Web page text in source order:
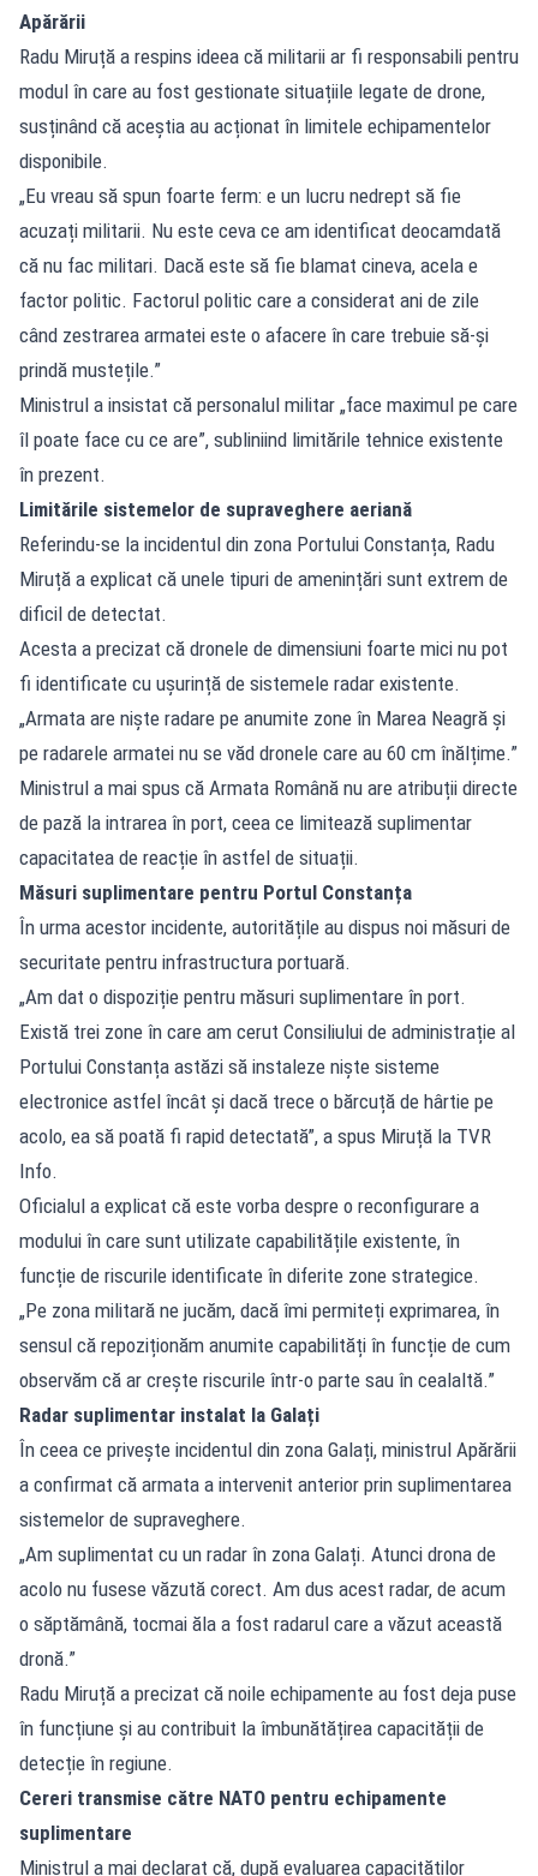
Apărării
Radu Miruță a respins ideea că militarii ar fi responsabili pentru
modul în care au fost gestionate situațiile legate de drone,
susținând că aceștia au acționat în limitele echipamentelor
disponibile.
„Eu vreau să spun foarte ferm: e un lucru nedrept să fie
acuzați militarii. Nu este ceva ce am identificat deocamdată
că nu fac militari. Dacă este să fie blamat cineva, acela e
factor politic. Factorul politic care a considerat ani de zile
când zestrarea armatei este o afacere în care trebuie să-și
prindă mustețile.”
Ministrul a insistat că personalul militar „face maximul pe care
îl poate face cu ce are”, subliniind limitările tehnice existente
în prezent.
Limitările sistemelor de supraveghere aeriană
Referindu-se la incidentul din zona Portului Constanța, Radu
Miruță a explicat că unele tipuri de amenințări sunt extrem de
dificil de detectat.
Acesta a precizat că dronele de dimensiuni foarte mici nu pot
fi identificate cu ușurință de sistemele radar existente.
„Armata are niște radare pe anumite zone în Marea Neagră și
pe radarele armatei nu se văd dronele care au 60 cm înălțime.”
Ministrul a mai spus că Armata Română nu are atribuții directe
de pază la intrarea în port, ceea ce limitează suplimentar
capacitatea de reacție în astfel de situații.
Măsuri suplimentare pentru Portul Constanța
În urma acestor incidente, autoritățile au dispus noi măsuri de
securitate pentru infrastructura portuară.
„Am dat o dispoziție pentru măsuri suplimentare în port.
Există trei zone în care am cerut Consiliului de administrație al
Portului Constanța astăzi să instaleze niște sisteme
electronice astfel încât și dacă trece o bărcuță de hârtie pe
acolo, ea să poată fi rapid detectată”, a spus Miruță la TVR
Info.
Oficialul a explicat că este vorba despre o reconfigurare a
modului în care sunt utilizate capabilitățile existente, în
funcție de riscurile identificate în diferite zone strategice.
„Pe zona militară ne jucăm, dacă îmi permiteți exprimarea, în
sensul că repoziționăm anumite capabilități în funcție de cum
observăm că ar crește riscurile într-o parte sau în cealaltă.”
Radar suplimentar instalat la Galați
În ceea ce privește incidentul din zona Galați, ministrul Apărării
a confirmat că armata a intervenit anterior prin suplimentarea
sistemelor de supraveghere.
„Am suplimentat cu un radar în zona Galați. Atunci drona de
acolo nu fusese văzută corect. Am dus acest radar, de acum
o săptămână, tocmai ăla a fost radarul care a văzut această
dronă.”
Radu Miruță a precizat că noile echipamente au fost deja puse
în funcțiune și au contribuit la îmbunătățirea capacității de
detecție în regiune.
Cereri transmise către NATO pentru echipamente
suplimentare
Ministrul a mai declarat că, după evaluarea capacităților